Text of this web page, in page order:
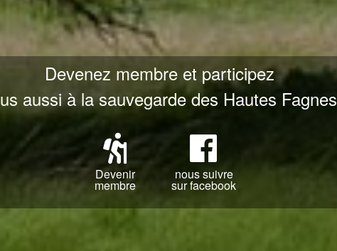
Devenez membre et participez
aussi à la sauvegarde des Hautes Fagnes
Devenir
membre
nous suivre
sur facebook